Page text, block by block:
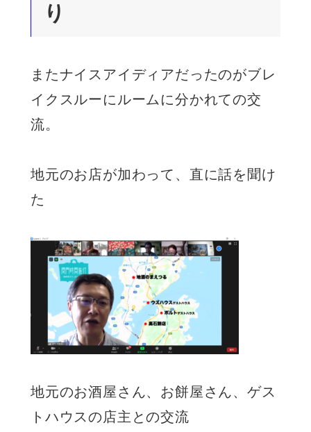
り
またナイスアイディアだったのがブレ
イクスルーにルームに分かれての交
流。
地元のお店が加わって、直に話を聞け
た
地元のお酒屋さん、お餅屋さん、ゲス
トハウスの店主との交流